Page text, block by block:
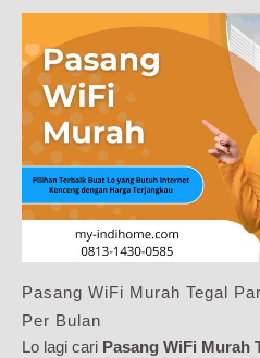
Pasang WiFi Murah Tegal
Per Bulan
Lo lagi cari Pasang WiFi Murah